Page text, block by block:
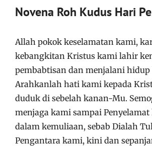
Novena Roh Kudus Hari
Allah pokok keselamatan kami,
kebangkitan Kristus kami lahir
pembabtisan dan menjalani hidup
Arahkanlah hati kami kepada
duduk di sebelah kanan-Mu.
menjaga kami sampai
dalam kemuliaan, sebab Dialah
Pengantara kami, kini dan